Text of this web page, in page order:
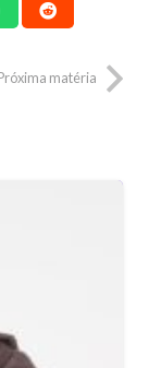
matéria